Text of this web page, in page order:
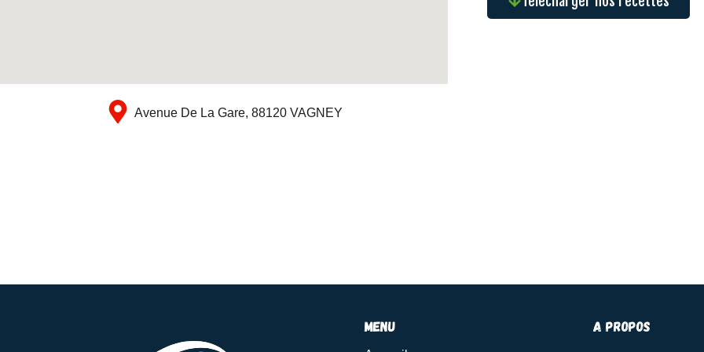
Avenue De La Gare, 88120 VAGNEY
menu A propos